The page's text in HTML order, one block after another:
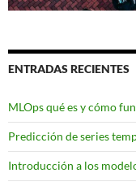
ENTRADAS RECIENTES
MLOps qué es y cómo
Predicción de series
Introducción a los